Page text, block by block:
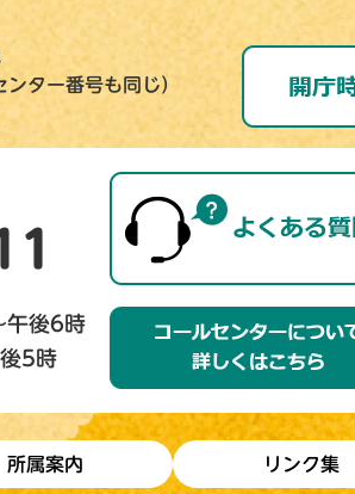
ター番号も同じ）
午後6時
5時
所属案内 リンク集